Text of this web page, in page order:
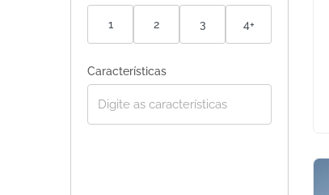
1 2 3 4+
Características